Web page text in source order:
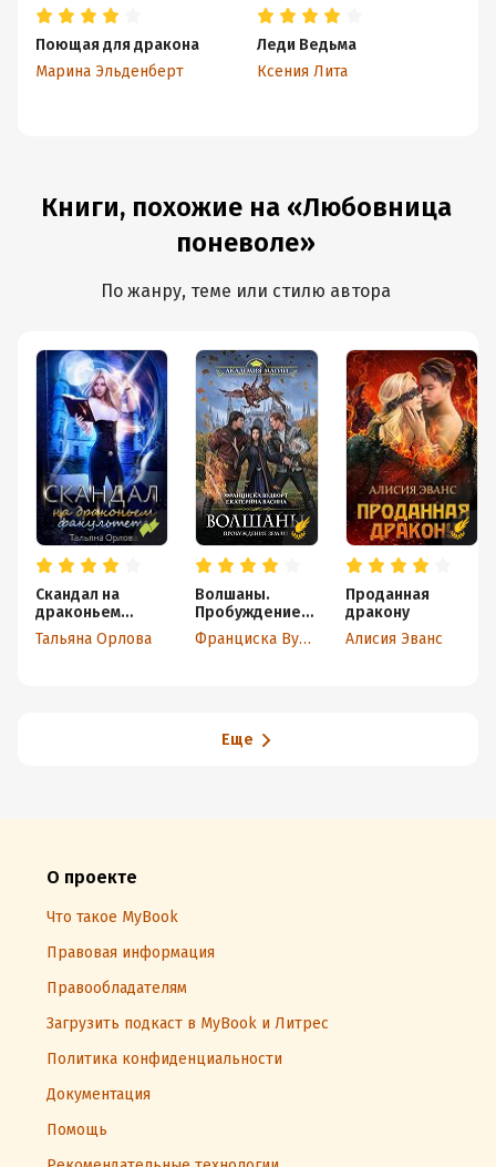
Поющая для дракона
Марина Эльденберт
Леди Ведьма
Ксения Лита
Книги, похожие на «Любовница
поневоле»
По жанру, теме или стилю автора
Скандал на
драконьем
факультете
Тальяна Орлова
Волшаны.
Пробуждение
Земли
Франциска Вудворт
Проданная
дракону
Алисия Эванс
Еще
О проекте
Что такое MyBook
Правовая информация
Правообладателям
Загрузить подкаст в MyBook и Литрес
Политика конфиденциальности
Документация
Помощь